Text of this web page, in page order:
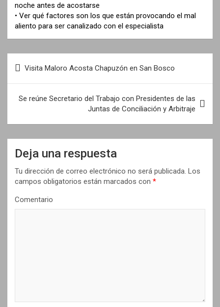
noche antes de acostarse
• Ver qué factores son los que están provocando el mal
aliento para ser canalizado con el especialista
N
g
a
Visita Maloro Acosta Chapuzón en San Bosco
Se reúne Secretario del Trabajo con Presidentes de las
Juntas de Conciliación y Arbitraje
Deja una respuesta
Tu dirección de correo electrónico no será publicada. Los
campos obligatorios están marcados con *
Comentario